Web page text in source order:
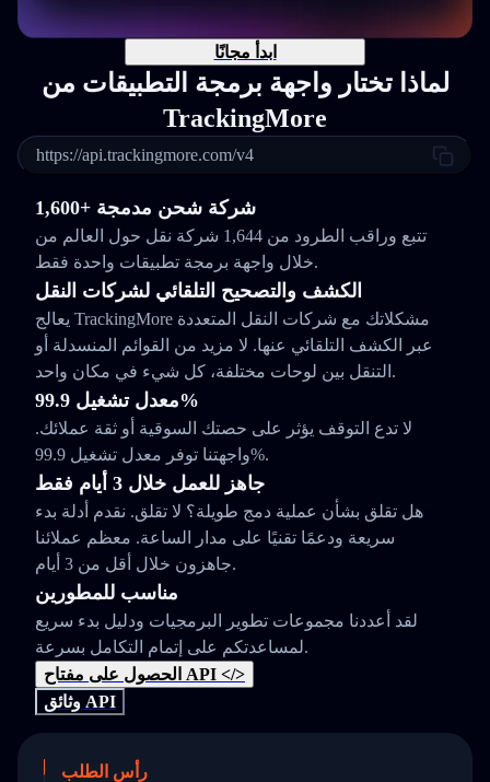
ابدأ مجانًا
لماذا تختار واجهة برمجة التطبيقات من
TrackingMore
https://api.trackingmore.com/v4
1,600+ شركة شحن مدمجة
تتبع وراقب الطرود من 1,644 شركة نقل حول العالم من
خلال واجهة برمجة تطبيقات واحدة فقط.
الكشف والتصحيح التلقائي لشركات النقل
يعالج TrackingMore مشكلاتك مع شركات النقل المتعددة
عبر الكشف التلقائي عنها. لا مزيد من القوائم المنسدلة أو
التنقل بين لوحات مختلفة، كل شيء في مكان واحد.
معدل تشغيل 99.9%
لا تدع التوقف يؤثر على حصتك السوقية أو ثقة عملائك.
واجهتنا توفر معدل تشغيل 99.9%.
جاهز للعمل خلال 3 أيام فقط
هل تقلق بشأن عملية دمج طويلة؟ لا تقلق. نقدم أدلة بدء
سريعة ودعمًا تقنيًا على مدار الساعة. معظم عملائنا
جاهزون خلال أقل من 3 أيام.
مناسب للمطورين
لقد أعددنا مجموعات تطوير البرمجيات ودليل بدء سريع
لمساعدتكم على إتمام التكامل بسرعة.
الحصول على مفتاح API </>
وثائق API
رأس الطلب